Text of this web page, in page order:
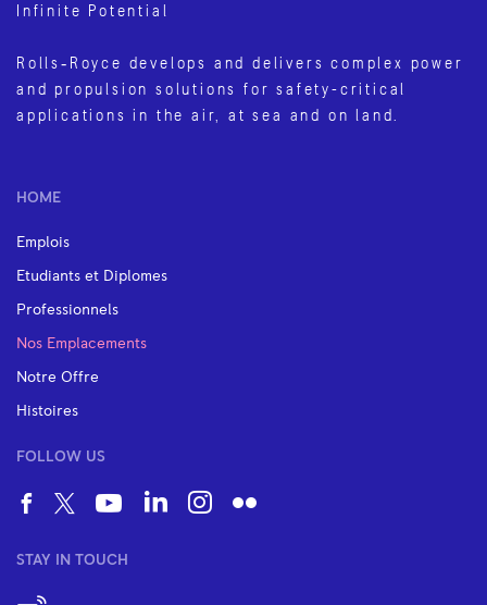
Infinite Potential
Rolls‑Royce develops and delivers complex power
and propulsion solutions for safety-critical
applications in the air, at sea and on land.
HOME
Emplois
Etudiants et Diplomes
Professionnels
Nos Emplacements
Notre Offre
Histoires
FOLLOW US
STAY IN TOUCH